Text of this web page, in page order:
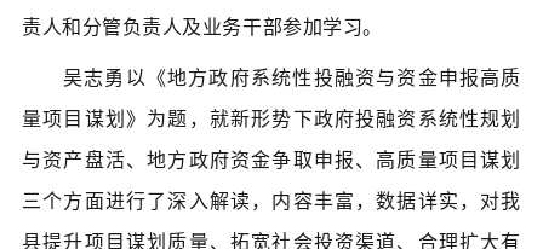
责人和分管负责人及业务干部参加学习。
吴志勇以《地方政府系统性投融资与资金申报高质
量项目谋划》为题，就新形势下政府投融资系统性规划
与资产盘活、地方政府资金争取申报、高质量项目谋划
三个方面进行了深入解读，内容丰富，数据详实，对我
县提升项目谋划质量、拓宽社会投资渠道、合理扩大有